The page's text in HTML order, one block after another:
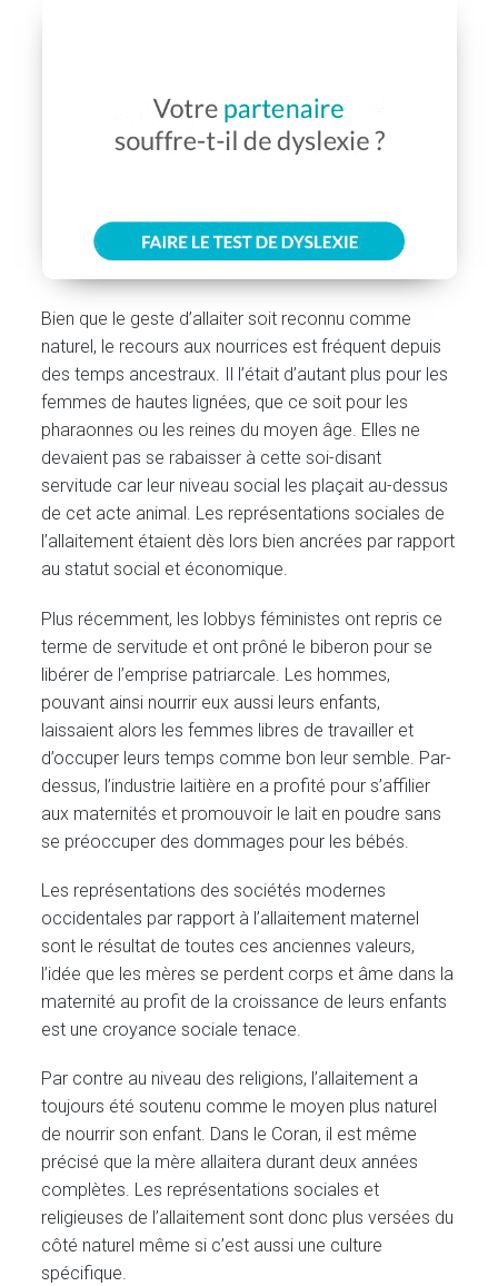
Bien que le geste d’allaiter soit reconnu comme
naturel, le recours aux nourrices est fréquent depuis
des temps ancestraux. Il l’était d’autant plus pour les
femmes de hautes lignées, que ce soit pour les
pharaonnes ou les reines du moyen âge. Elles ne
devaient pas se rabaisser à cette soi-disant
servitude car leur niveau social les plaçait au-dessus
de cet acte animal. Les représentations sociales de
l’allaitement étaient dès lors bien ancrées par rapport
au statut social et économique.
Plus récemment, les lobbys féministes ont repris ce
terme de servitude et ont prôné le biberon pour se
libérer de l’emprise patriarcale. Les hommes,
pouvant ainsi nourrir eux aussi leurs enfants,
laissaient alors les femmes libres de travailler et
d’occuper leurs temps comme bon leur semble. Par-
dessus, l’industrie laitière en a profité pour s’affilier
aux maternités et promouvoir le lait en poudre sans
se préoccuper des dommages pour les bébés.
Les représentations des sociétés modernes
occidentales par rapport à l’allaitement maternel
sont le résultat de toutes ces anciennes valeurs,
l’idée que les mères se perdent corps et âme dans la
maternité au profit de la croissance de leurs enfants
est une croyance sociale tenace.
Par contre au niveau des religions, l’allaitement a
toujours été soutenu comme le moyen plus naturel
de nourrir son enfant. Dans le Coran, il est même
précisé que la mère allaitera durant deux années
complètes. Les représentations sociales et
religieuses de l’allaitement sont donc plus versées du
côté naturel même si c’est aussi une culture
spécifique.